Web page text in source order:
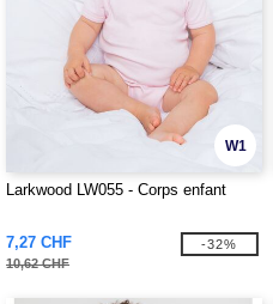
W1
Larkwood LW055 - Corps enfant
7,27 CHF
10,62 CHF
-32%